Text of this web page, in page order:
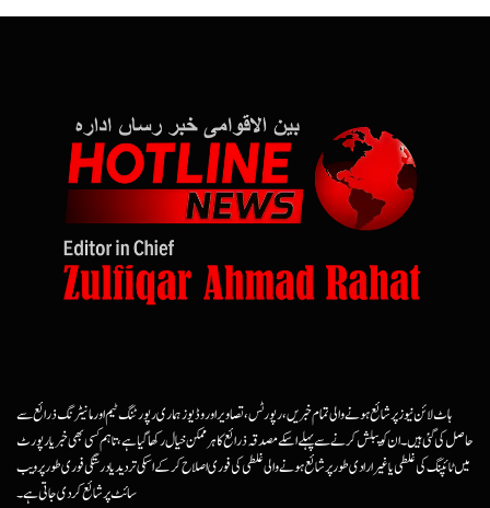
ہاٹ لائن نیوز پر شائع ہونے والی تمام خبریں، رپورٹس، تصاویر اور وڈیوز ہماری رپورٹنگ ٹیم اور مانیٹرنگ ذرائع سے
حاصل کی گئی ہیں۔ ان کو پبلش کرنے سے پہلے اسکے مصدقہ ذرائع کا ہرممکن خیال رکھا گیا ہے، تاہم کسی بھی خبر یا رپورٹ
میں ٹائپنگ کی غلطی یا غیرارادی طور پر شائع ہونے والی غلطی کی فوری اصلاح کرکے اسکی تردید یا درستگی فوری طور پر ویب
سائٹ پر شائع کردی جاتی ہے۔